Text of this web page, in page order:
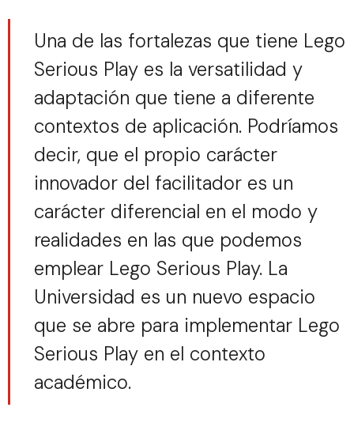
Una de las fortalezas que tiene Lego
Serious Play es la versatilidad y
adaptación que tiene a diferente
contextos de aplicación. Podríamos
decir, que el propio carácter
innovador del facilitador es un
carácter diferencial en el modo y
realidades en las que podemos
emplear Lego Serious Play. La
Universidad es un nuevo espacio
que se abre para implementar Lego
Serious Play en el contexto
académico.